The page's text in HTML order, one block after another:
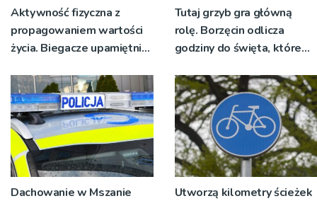
Aktywność fizyczna z
propagowaniem wartości
życia. Biegacze upamiętnili
Tutaj grzyb gra główną
rolę. Borzęcin odlicza
godziny do święta, które
pokoleń
Dachowanie w Mszanie
Utworzą kilometry ścieżek